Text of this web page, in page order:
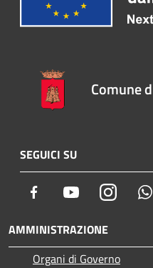
Comune
SEGUICI SU
Facebook Youtube
AMMINISTRAZIONE
Organi di Governo